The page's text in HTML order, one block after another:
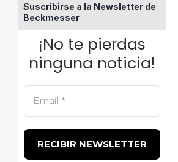
Suscribirse a la Newsletter de
Beckmesser
¡No te pierdas
ninguna noticia!